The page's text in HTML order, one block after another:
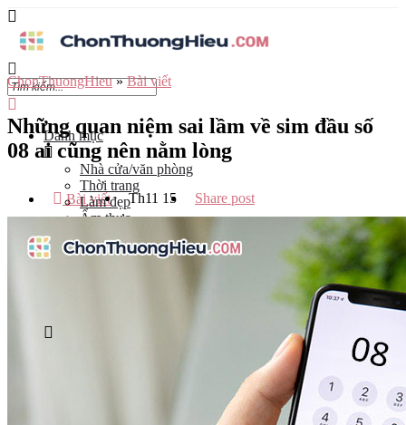
Danh mục
Nhà cửa/văn phòng
Thời trang
Làm đẹp
Ẩm thực
Đào tạo
ChonThuongHieu»Bài viết
Những quan niệm sai lầm về sim đầu số
08 ai cũng nên nằm lòng
Bài viết Th11 15 Share post